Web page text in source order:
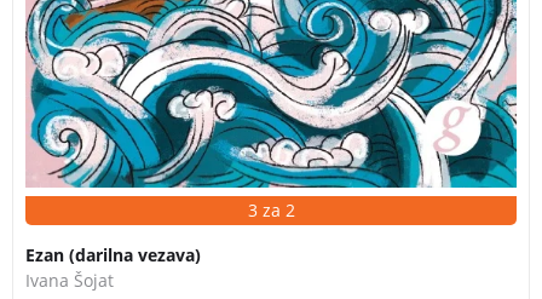
3 za 2
Ezan (darilna vezava)
Ivana Šojat